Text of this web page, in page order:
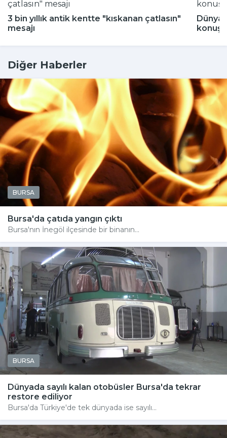
3 bin yıllık antik kentte "kıskanan çatlasın"
mesajı
Dünya
Diğer Haberler
BURSA
Bursa'da çatıda yangın çıktı
Bursa'nın İnegöl ilçesinde bir binanın...
BURSA
Dünyada sayılı kalan otobüsler Bursa'da tekrar
restore ediliyor
Bursa'da Türkiye'de tek dünyada ise sayılı...